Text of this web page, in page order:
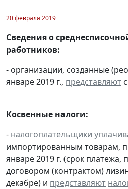
20 февраля 2019
Сведения о
работников:
- организации, созданные
январе 2019 г., представляют
Косвенные налоги:
- налогоплательщики
импортированным товарам,
январе 2019 г. (срок платежа,
договором (контрактом)
декабре) и представляют